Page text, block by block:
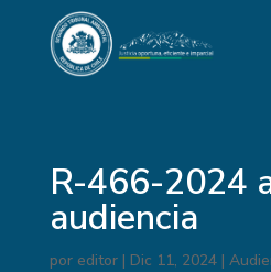
R-466-2024
audiencia
por editor| Dic 11, 2024|